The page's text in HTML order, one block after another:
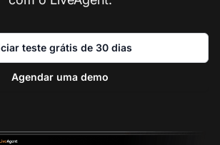
teste grátis de 30 dias
Agendar uma demo